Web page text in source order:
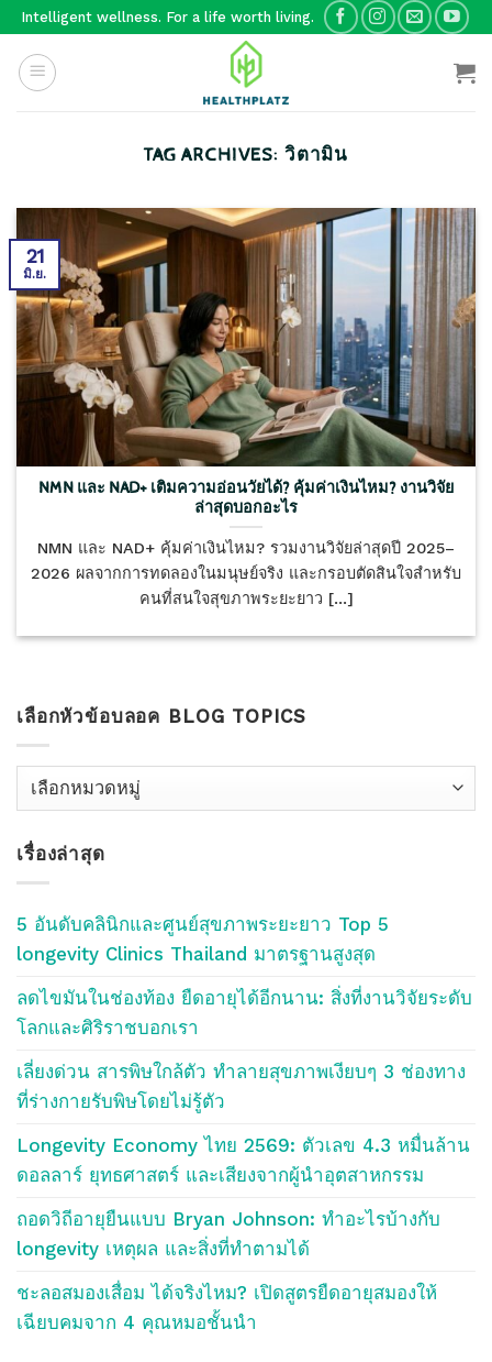
Skip
content
Intelligent wellness. For a life worth living.
TAG ARCHIVES: วิตามิน
NMN และ NAD+ เติมความอ่อนวัยได้? คุ้มค่าเงินไหม? งานวิจัย
ล่าสุดบอกอะไร
NMN และ NAD+ คุ้มค่าเงินไหม? รวมงานวิจัยล่าสุดปี 2025–
2026 ผลจากการทดลองในมนุษย์จริง และกรอบตัดสินใจสำหรับ
คนที่สนใจสุขภาพระยะยาว [...]
21
มิ.ย.
เลือกหัวข้อบลอค BLOG TOPICS
เลือก
บลอค
Blog
เรื่องล่าสุด
5 อันดับคลินิกและศูนย์สุขภาพระยะยาว Top 5
longevity Clinics Thailand มาตรฐานสูงสุด
ลดไขมันในช่องท้อง ยืดอายุได้อีกนาน: สิ่งที่งานวิจัยระดับ
โลกและศิริราชบอกเรา
เลี่ยงด่วน สารพิษใกล้ตัว ทำลายสุขภาพเงียบๆ 3 ช่องทาง
ที่ร่างกายรับพิษโดยไม่รู้ตัว
Longevity Economy ไทย 2569: ตัวเลข 4.3 หมื่นล้าน
ดอลลาร์ ยุทธศาสตร์ และเสียงจากผู้นำอุตสาหกรรม
ถอดวิถีอายุยืนแบบ Bryan Johnson: ทำอะไรบ้างกับ
longevity เหตุผล และสิ่งที่ทำตามได้
ชะลอสมองเสื่อม ได้จริงไหม? เปิดสูตรยืดอายุสมองให้
เฉียบคมจาก 4 คุณหมอชั้นนำ